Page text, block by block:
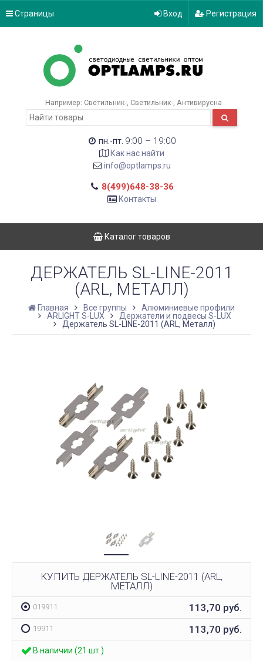
Страницы Вход Регистрация
Например: Светильник- Светильник- Антивирусна
пн.-пт. 9:00 – 19:00
Как нас найти
info@optlamps.ru
8(499)648-38-36
Контакты
Каталог товаров
ДЕРЖАТЕЛЬ SL-LINE-2011
(ARL, МЕТАЛЛ)
Главная Все группы
Алюминиевые профили
ARLIGHT S-LUX
Держатели и подвесы S-LUX
Держатель SL-LINE-2011 (ARL, Металл)
КУПИТЬ ДЕРЖАТЕЛЬ SL-LINE-2011 (ARL,
МЕТАЛЛ)
019911 113,70 руб.
19911 113,70 руб.
В наличии (21 шт.)